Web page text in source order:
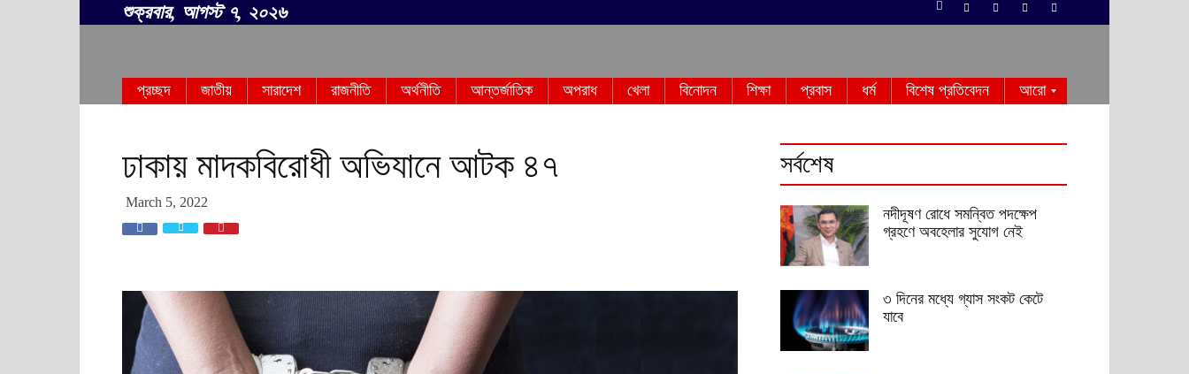
শুক্রবার, আগস্ট ৭, ২০২৬
বাংলা
প্রচ্ছদ জাতীয় সারাদেশ রাজনীতি অর্থনীতি আন্তর্জাতিক অপরাধ খেলা বিনোদন শিক্ষা প্রবাস ধর্ম বিশেষ প্রতিবেদন আরো
ঢাকায় মাদকবিরোধী অভিযানে আটক ৪৭
March 5, 2022
সর্বশেষ
নদীদূষণ রোধে সমন্বিত পদক্ষেপ
গ্রহণে অবহেলার সুযোগ নেই
৩ দিনের মধ্যে গ্যাস সংকট কেটে
যাবে